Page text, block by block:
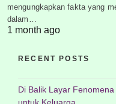
mengungkapkan fakta yang
dalam…
1 month ago
RECENT POSTS
Di Balik Layar